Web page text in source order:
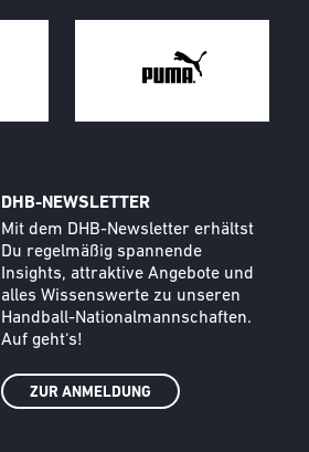
DHB-NEWSLETTER
Text
Mit dem DHB-Newsletter erhältst
Du regelmäßig spannende
Insights, attraktive Angebote und
alles Wissenswerte zu unseren
Handball-Nationalmannschaften.
Auf geht‘s!
ZUR ANMELDUNG